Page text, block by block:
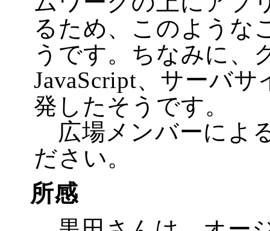
るため、このような
うです。ちなみに、
JavaScript、サーバ
発したそうです。
広場メンバーによ
ださい。
所感